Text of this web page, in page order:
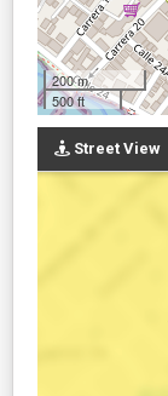
200 m
500 ft
Street View